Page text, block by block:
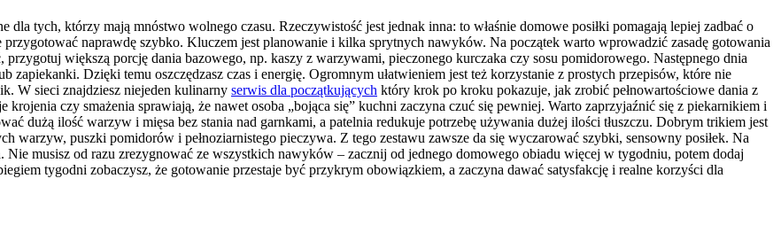
dla tych, którzy mają mnóstwo wolnego czasu. Rzeczywistość jest jednak inna: to właśnie domowe posiłki pomagają lepiej zadbać o
naprawdę szybko. Kluczem jest planowanie i kilka sprytnych nawyków. Na początek warto wprowadzić zasadę gotowania
przygotuj większą porcję dania bazowego, np. kaszy z warzywami, pieczonego kurczaka czy sosu pomidorowego. Następnego dnia
zapiekanki. Dzięki temu oszczędzasz czas i energię. Ogromnym ułatwieniem jest też korzystanie z prostych przepisów, które nie
W sieci znajdziesz niejeden kulinarny serwis dla początkujących który krok po kroku pokazuje, jak zrobić pełnowartościowe dania z
krojenia czy smażenia sprawiają, że nawet osoba „bojąca się” kuchni zaczyna czuć się pewniej. Warto zaprzyjaźnić się z piekarnikiem i
dużą ilość warzyw i mięsa bez stania nad garnkami, a patelnia redukuje potrzebę używania dużej ilości tłuszczu. Dobrym trikiem jest
warzyw, puszki pomidorów i pełnoziarnistego pieczywa. Z tego zestawu zawsze da się wyczarować szybki, sensowny posiłek. Na
Nie musisz od razu zrezygnować ze wszystkich nawyków – zacznij od jednego domowego obiadu więcej w tygodniu, potem dodaj
tygodni zobaczysz, że gotowanie przestaje być przykrym obowiązkiem, a zaczyna dawać satysfakcję i realne korzyści dla